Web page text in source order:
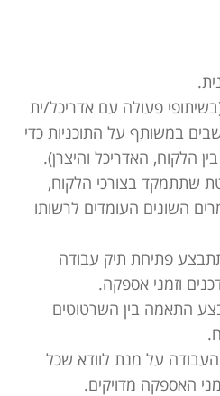
פעולה עם אדריכל/ית
במשותף על התוכניות כדי
הלקוח, האדריכל והיצרן).
שתתמקד בצורכי הלקוח,
השונים העומדים לרשותו
פתיחת תיק עבודה
וזמני אספקה.
התאמה בין השרטוטים
על מנת לוודא שכל
האספקה מדויקים.